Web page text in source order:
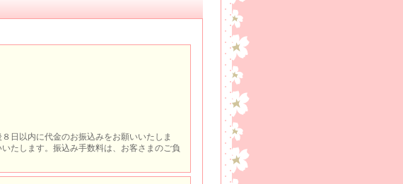
日以内に代金のお振込みをお願いいたしま
たします。振込み手数料は、お客さまのご負